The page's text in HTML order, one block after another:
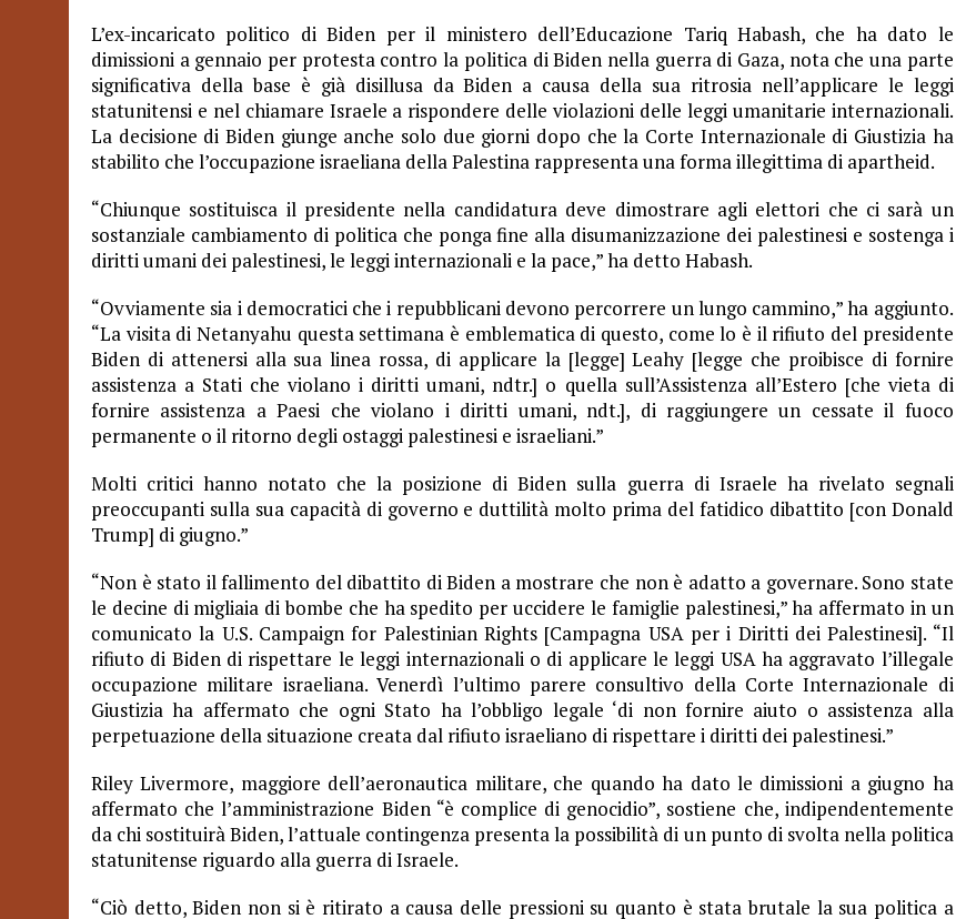
L’ex-incaricato politico di Biden per il ministero dell’Educazione Tariq Habash, che ha dato le
dimissioni a gennaio per protesta contro la politica di Biden nella guerra di Gaza, nota che una parte
significativa della base è già disillusa da Biden a causa della sua ritrosia nell’applicare le leggi
statunitensi e nel chiamare Israele a rispondere delle violazioni delle leggi umanitarie internazionali.
La decisione di Biden giunge anche solo due giorni dopo che la Corte Internazionale di Giustizia ha
stabilito che l’occupazione israeliana della Palestina rappresenta una forma illegittima di apartheid.
“Chiunque sostituisca il presidente nella candidatura deve dimostrare agli elettori che ci sarà un
sostanziale cambiamento di politica che ponga fine alla disumanizzazione dei palestinesi e sostenga i
diritti umani dei palestinesi, le leggi internazionali e la pace,” ha detto Habash.
“Ovviamente sia i democratici che i repubblicani devono percorrere un lungo cammino,” ha aggiunto.
“La visita di Netanyahu questa settimana è emblematica di questo, come lo è il rifiuto del presidente
Biden di attenersi alla sua linea rossa, di applicare la [legge] Leahy [legge che proibisce di fornire
assistenza a Stati che violano i diritti umani, ndtr.] o quella sull’Assistenza all’Estero [che vieta di
fornire assistenza a Paesi che violano i diritti umani, ndt.], di raggiungere un cessate il fuoco
permanente o il ritorno degli ostaggi palestinesi e israeliani.”
Molti critici hanno notato che la posizione di Biden sulla guerra di Israele ha rivelato segnali
preoccupanti sulla sua capacità di governo e duttilità molto prima del fatidico dibattito [con Donald
Trump] di giugno.”
“Non è stato il fallimento del dibattito di Biden a mostrare che non è adatto a governare. Sono state
le decine di migliaia di bombe che ha spedito per uccidere le famiglie palestinesi,” ha affermato in un
comunicato la U.S. Campaign for Palestinian Rights [Campagna USA per i Diritti dei Palestinesi]. “Il
rifiuto di Biden di rispettare le leggi internazionali o di applicare le leggi USA ha aggravato l’illegale
occupazione militare israeliana. Venerdì l’ultimo parere consultivo della Corte Internazionale di
Giustizia ha affermato che ogni Stato ha l’obbligo legale ‘di non fornire aiuto o assistenza alla
perpetuazione della situazione creata dal rifiuto israeliano di rispettare i diritti dei palestinesi.”
Riley Livermore, maggiore dell’aeronautica militare, che quando ha dato le dimissioni a giugno ha
affermato che l’amministrazione Biden “è complice di genocidio”, sostiene che, indipendentemente
da chi sostituirà Biden, l’attuale contingenza presenta la possibilità di un punto di svolta nella politica
statunitense riguardo alla guerra di Israele.
“Ciò detto, Biden non si è ritirato a causa delle pressioni su quanto è stata brutale la sua politica a